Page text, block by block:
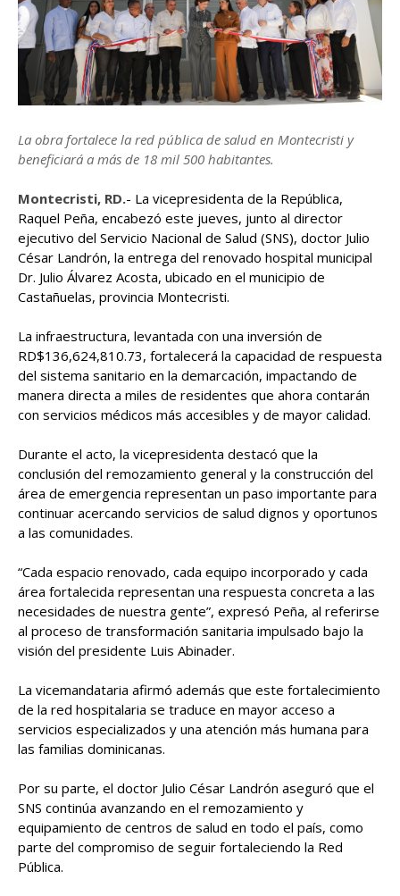
La obra fortalece la red pública de salud en Montecristi y
beneficiará a más de 18 mil 500 habitantes.
Montecristi, RD.- La vicepresidenta de la República,
Raquel Peña, encabezó este jueves, junto al director
ejecutivo del Servicio Nacional de Salud (SNS), doctor Julio
César Landrón, la entrega del renovado hospital municipal
Dr. Julio Álvarez Acosta, ubicado en el municipio de
Castañuelas, provincia Montecristi.
La infraestructura, levantada con una inversión de
RD$136,624,810.73, fortalecerá la capacidad de respuesta
del sistema sanitario en la demarcación, impactando de
manera directa a miles de residentes que ahora contarán
con servicios médicos más accesibles y de mayor calidad.
Durante el acto, la vicepresidenta destacó que la
conclusión del remozamiento general y la construcción del
área de emergencia representan un paso importante para
continuar acercando servicios de salud dignos y oportunos
a las comunidades.
“Cada espacio renovado, cada equipo incorporado y cada
área fortalecida representan una respuesta concreta a las
necesidades de nuestra gente”, expresó Peña, al referirse
al proceso de transformación sanitaria impulsado bajo la
visión del presidente Luis Abinader.
La vicemandataria afirmó además que este fortalecimiento
de la red hospitalaria se traduce en mayor acceso a
servicios especializados y una atención más humana para
las familias dominicanas.
Por su parte, el doctor Julio César Landrón aseguró que el
SNS continúa avanzando en el remozamiento y
equipamiento de centros de salud en todo el país, como
parte del compromiso de seguir fortaleciendo la Red
Pública.